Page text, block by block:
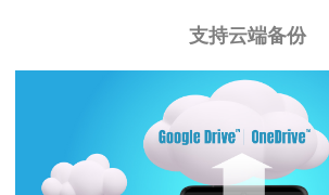
支持云端备份